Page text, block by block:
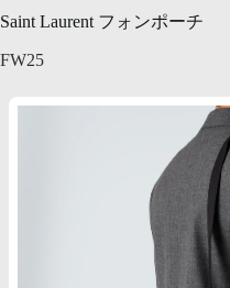
Saint Laurent フォンポーチ
FW25